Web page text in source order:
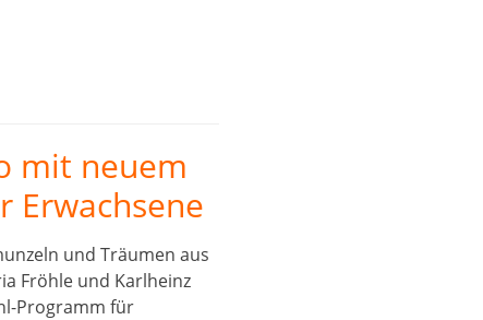
mit neuem
Erwachsene
und Träumen aus
Fröhle und Karlheinz
Programm für